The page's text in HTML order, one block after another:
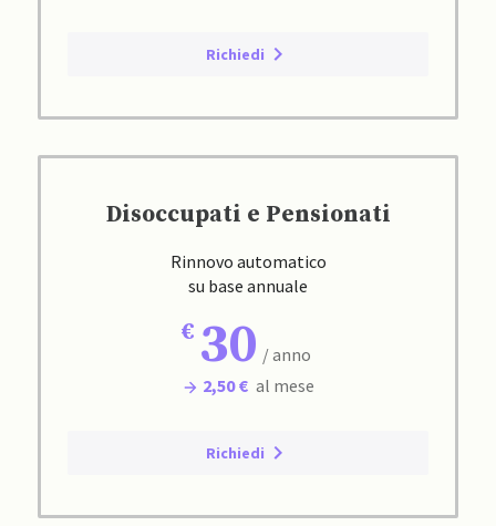
Richiedi
Disoccupati e Pensionati
Rinnovo automatico
su base annuale
30 / anno
2,50 € al mese
Richiedi